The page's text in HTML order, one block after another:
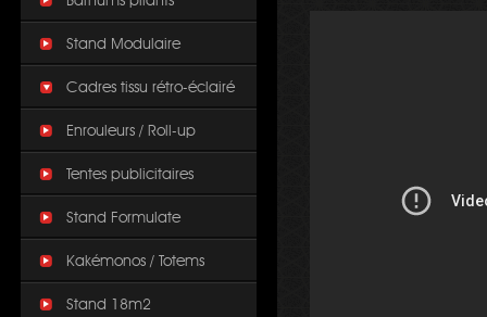
Stand Modulaire
Cadres tissu rétro-éclairé
Enrouleurs / Roll-up
Tentes publicitaires
Stand Formulate
Kakémonos / Totems
Stand 18m2